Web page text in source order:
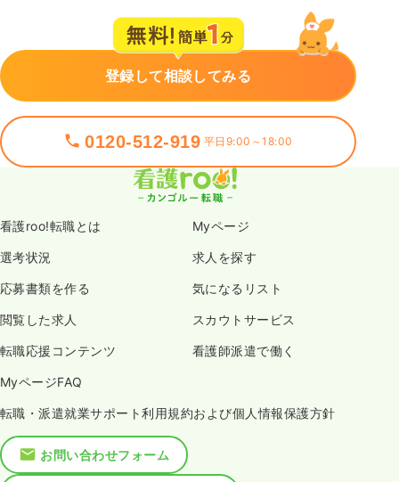
登録して相談してみる
0120-512-919 平日9:00～18:00
看護roo!転職とは Myページ
選考状況 求人を探す
応募書類を作る 気になるリスト
閲覧した求人 スカウトサービス
転職応援コンテンツ 看護師派遣で働く
MyページFAQ
転職・派遣就業サポート利用規約および個人情報保護方針
お問い合わせフォーム